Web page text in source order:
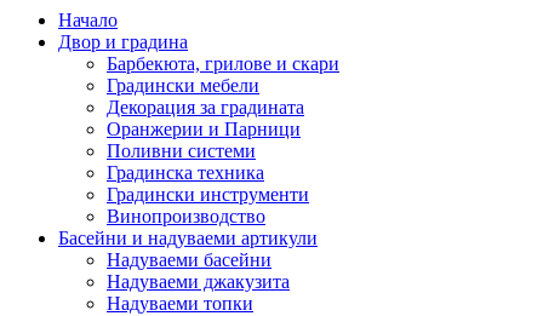
Начало
Двор и градина
Барбекюта, грилове и скари
Градински мебели
Декорация за градината
Оранжерии и Парници
Поливни системи
Градинска техника
Градински инструменти
Винопроизводство
Басейни и надуваеми артикули
Надуваеми басейни
Надуваеми джакузита
Надуваеми топки